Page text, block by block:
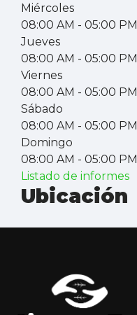
Miércoles
08:00 AM - 05:00 PM
Jueves
08:00 AM - 05:00 PM
Viernes
08:00 AM - 05:00 PM
Sábado
08:00 AM - 05:00 PM
Domingo
08:00 AM - 05:00 PM
Listado de informes
Ubicación